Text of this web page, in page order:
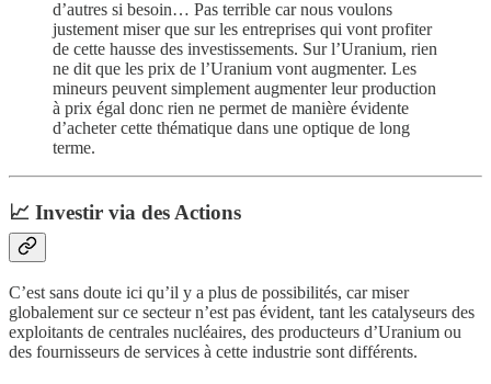
d’autres si besoin… Pas terrible car nous voulons
justement miser que sur les entreprises qui vont profiter
de cette hausse des investissements. Sur l’Uranium, rien
ne dit que les prix de l’Uranium vont augmenter. Les
mineurs peuvent simplement augmenter leur production
à prix égal donc rien ne permet de manière évidente
d’acheter cette thématique dans une optique de long
terme.
📈 Investir via des Actions
C’est sans doute ici qu’il y a plus de possibilités, car miser
globalement sur ce secteur n’est pas évident, tant les catalyseurs des
exploitants de centrales nucléaires, des producteurs d’Uranium ou
des fournisseurs de services à cette industrie sont différents.